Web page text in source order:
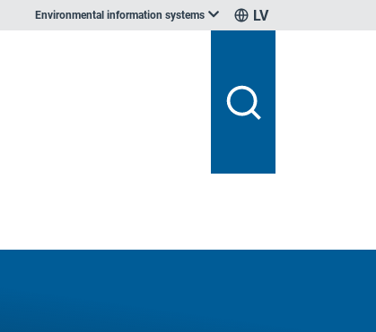
Environmental information systems LV